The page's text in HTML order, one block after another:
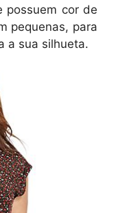
possuem cor de
pequenas, para
a sua silhueta.